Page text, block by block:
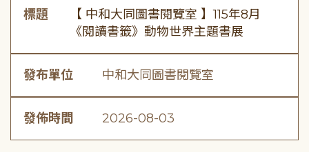
標題
【 中和大同圖書閱覽室 】115年8月
《閱讀書籤》動物世界主題書展
發布單位 中和大同圖書閱覽室
發佈時間 2026-08-03